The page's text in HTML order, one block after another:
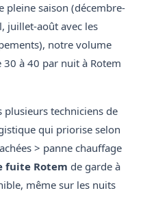
pleine saison (décembre-
juillet-août avec les
notre volume
à 40 par nuit à Rotem
plusieurs techniciens de
qui priorise selon
> panne chauffage
fuite Rotem de garde à
même sur les nuits